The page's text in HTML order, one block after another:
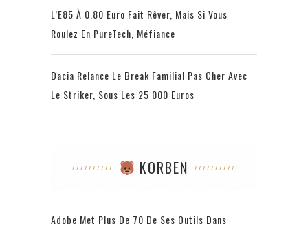
L’E85 À 0,80 Euro Fait Rêver, Mais Si Vous
Roulez En PureTech, Méfiance
Dacia Relance Le Break Familial Pas Cher Avec
Le Striker, Sous Les 25 000 Euros
KORBEN
Adobe Met Plus De 70 De Ses Outils Dans